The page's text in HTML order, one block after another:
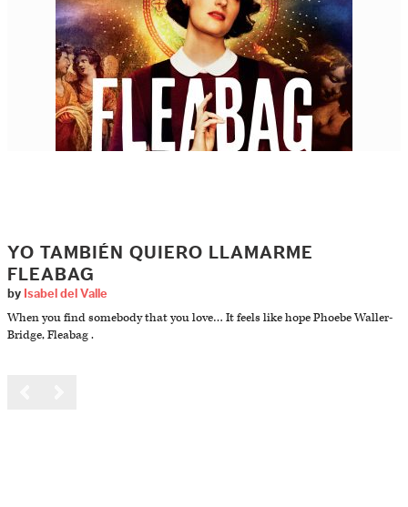
YO TAMBIÉN QUIERO LLAMARME
FLEABAG
by Isabel del Valle
When you find somebody that you love… It feels like hope Phoebe Waller-
Bridge, Fleabag .